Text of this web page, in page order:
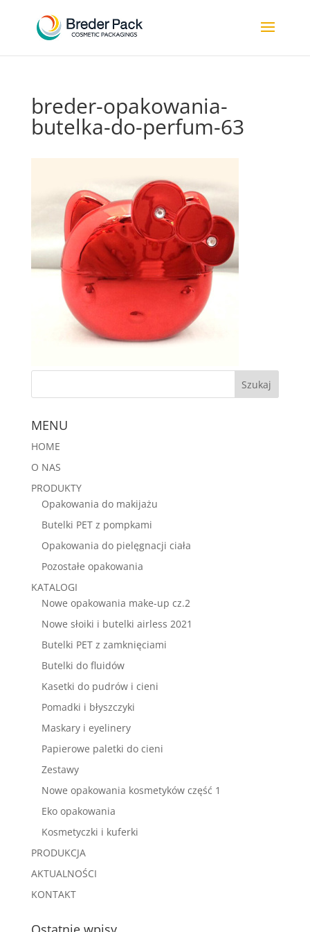
breder-opakowania-
butelka-do-perfum-63
MENU
HOME
O NAS
PRODUKTY
Opakowania do makijażu
Butelki PET z pompkami
Opakowania do pielęgnacji ciała
Pozostałe opakowania
KATALOGI
Nowe opakowania make-up cz.2
Nowe słoiki i butelki airless 2021
Butelki PET z zamknięciami
Butelki do fluidów
Kasetki do pudrów i cieni
Pomadki i błyszczyki
Maskary i eyelinery
Papierowe paletki do cieni
Zestawy
Nowe opakowania kosmetyków część 1
Eko opakowania
Kosmetyczki i kuferki
PRODUKCJA
AKTUALNOŚCI
KONTAKT